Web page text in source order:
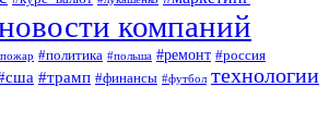
компаний
#политика #польша #ремонт #россия
#трамп #финансы #футбол технологии